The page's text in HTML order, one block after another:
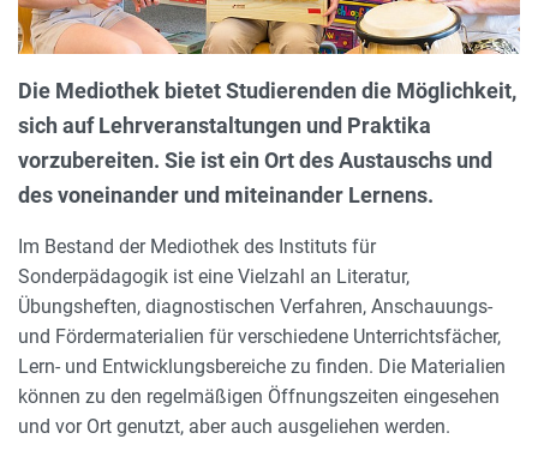
Die Mediothek bietet Studierenden die Möglichkeit,
sich auf Lehrveranstaltungen und Praktika
vorzubereiten. Sie ist ein Ort des Austauschs und
des voneinander und miteinander Lernens.
Im Bestand der Mediothek des Instituts für
Sonderpädagogik ist eine Vielzahl an Literatur,
Übungsheften, diagnostischen Verfahren, Anschauungs-
und Fördermaterialien für verschiedene Unterrichtsfächer,
Lern- und Entwicklungsbereiche zu finden. Die Materialien
können zu den regelmäßigen Öffnungszeiten eingesehen
und vor Ort genutzt, aber auch ausgeliehen werden.